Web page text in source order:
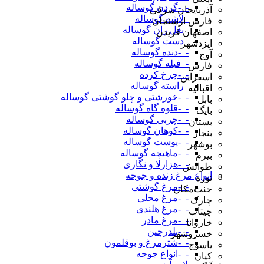
-_-گردن گوساله
_لاشه گوساله
_بغل ران گوساله
_دست گوساله
-_-دنده گوساله
-_فیله گوساله
-_-چرخ کرده
_راسته گوساله
-_-خورشتی و چلو گوشتی گوساله
-_-قلوه گاه گوساله
-_-چربی گوساله
-_-کوهان گوساله
-_-پوست گوساله
-_-ماهیچه گوساله
-_-هزارلا و نگاری
انواع مرغ زنده و جوجه
-_-مرغ گوشتی
-_-مرغ محلی
-_-مرغ هلندی
-_-مرغ مادر
-_-بلدرچین
-_-شترمرغ و بوقلمون
-_-انواع جوجه
آذربایجان شرقی
فارس ارسنجان
اصفهان فریدن
ایزدشهر
آوج
فارس
اسفراین
اقبالیه
بابل
بایگ
بستان
بنجار
بوشهر
بیرم
طوالش
توره
جنت‌مکان
چارک
چیتاب
خاروانا
خسروشهر
یاسوج
کیان